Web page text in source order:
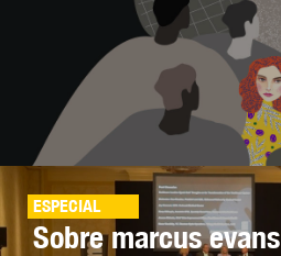
ESPECIAL
Sobre marcus evans